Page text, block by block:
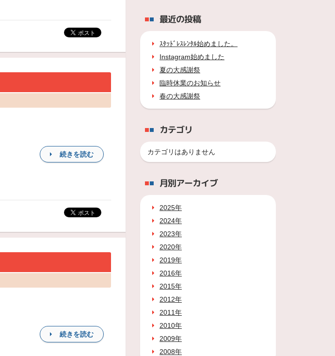
続きを読む
続きを読む
最近の投稿
ｽﾀｯﾄﾞﾚｽﾚﾝﾀﾙ始めました。
Instagram始めました
夏の大感謝祭
臨時休業のお知らせ
春の大感謝祭
カテゴリ
カテゴリはありません
月別アーカイブ
2025年
2024年
2023年
2020年
2019年
2016年
2015年
2012年
2011年
2010年
2009年
2008年